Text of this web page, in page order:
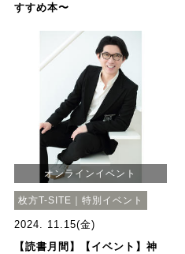
すすめ本〜
オンラインイベント
枚方T-SITE｜特別イベント
2024. 11.15(金)
【読書月間】【イベント】神